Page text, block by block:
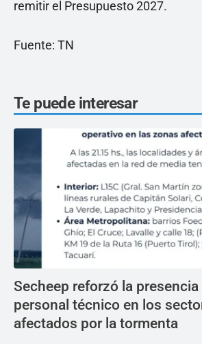
remitir el Presupuesto 2027.
Fuente: TN
Te puede interesar
Secheep reforzó la
personal técnico en los
afectados por la tormenta